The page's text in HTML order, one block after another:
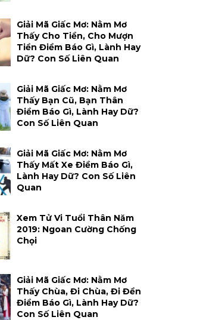
Giải Mã Giấc Mơ: Nằm Mơ
Thấy Cho Tiền, Cho Mượn
Tiền Điềm Báo Gì, Lành Hay
Dữ? Con Số Liên Quan
Giải Mã Giấc Mơ: Nằm Mơ
Thấy Bạn Cũ, Bạn Thân
Điềm Báo Gì, Lành Hay Dữ?
Con Số Liên Quan
Giải Mã Giấc Mơ: Nằm Mơ
Thấy Mất Xe Điềm Báo Gì,
Lành Hay Dữ? Con Số Liên
Quan
Xem Tử Vi Tuổi Thân Năm
2019: Ngoan Cường Chống
Chọi
Giải Mã Giấc Mơ: Nằm Mơ
Thấy Chùa, Đi Chùa, Đi Đền
Điềm Báo Gì, Lành Hay Dữ?
Con Số Liên Quan